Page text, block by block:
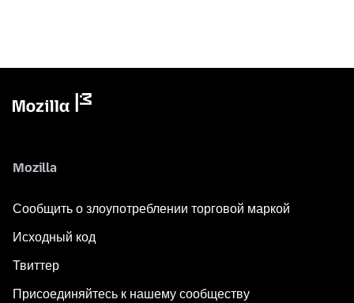
Mozilla
Сообщить о злоупотреблении торговой маркой
Исходный код
Твиттер
Присоединяйтесь к нашему сообществу